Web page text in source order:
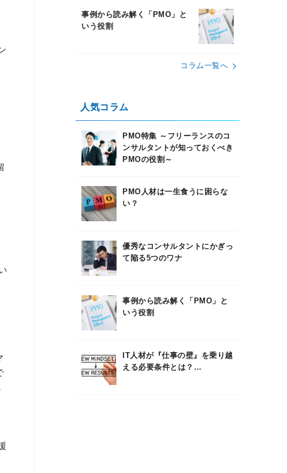
事例から読み解く「PMO」と
いう役割
コラム⼀覧へ
⼈気コラム
PMO特集 ～フリーランスのコ
ンサルタントが知っておくべき
PMOの役割～
PMO人材は一生食うに困らな
い？
優秀なコンサルタントにかぎっ
て陥る5つのワナ
事例から読み解く「PMO」と
いう役割
IT人材が『仕事の壁』を乗り越
える必要条件とは？…